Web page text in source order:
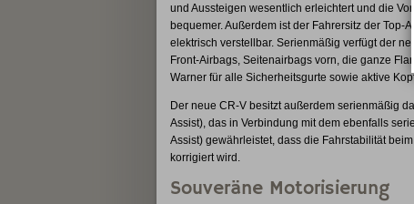
und Aussteigen wesentlich erleichtert und die
bequemer. Außerdem ist der Fahrersitz der Top-
elektrisch verstellbar. Serienmäßig verfügt der
Front-Airbags, Seitenairbags vorn, die ganze
Warner für alle Sicherheitsgurte sowie aktive
Der neue CR-V besitzt außerdem serienmäßig
Assist), das in Verbindung mit dem ebenfalls
Assist) gewährleistet, dass die Fahrstabilität
korrigiert wird.
Souveräne Motorisierung